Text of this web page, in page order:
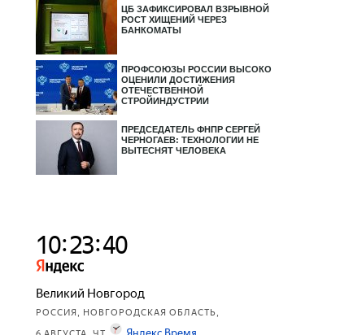
ЦБ ЗАФИКСИРОВАЛ ВЗРЫВНОЙ
РОСТ ХИЩЕНИЙ ЧЕРЕЗ
БАНКОМАТЫ
ПРОФСОЮЗЫ РОССИИ ВЫСОКО
ОЦЕНИЛИ ДОСТИЖЕНИЯ
ОТЕЧЕСТВЕННОЙ
СТРОЙИНДУСТРИИ
ПРЕДСЕДАТЕЛЬ ФНПР СЕРГЕЙ
ЧЕРНОГАЕВ: ТЕХНОЛОГИИ НЕ
ВЫТЕСНЯТ ЧЕЛОВЕКА